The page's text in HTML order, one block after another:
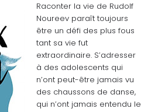
Raconter la vie de Rudolf
Noureev paraît toujours
être un défi des plus fous
tant sa vie fut
extraordinaire. S’adresser
à des adolescents qui
n’ont peut-être jamais vu
des chaussons de danse,
qui n’ont jamais entendu le